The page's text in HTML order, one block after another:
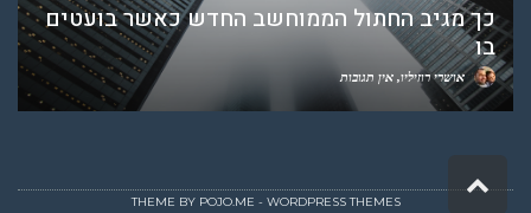
כך מגיב החתול הממוחשב החדש כאשר בועטים
בו
אושרי רוזיליו אין תגובות
THEME BY POJO.ME - WORDPRESS THEMES
גלילה